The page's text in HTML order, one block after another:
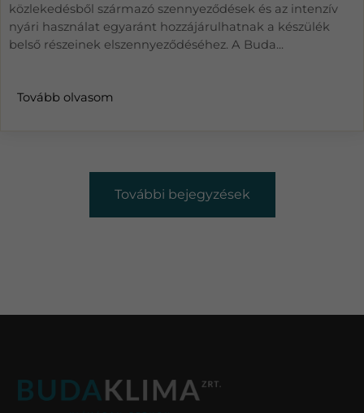
közlekedésből származó szennyeződések és az intenzív
nyári használat egyaránt hozzájárulhatnak a készülék
belső részeinek elszennyeződéséhez. A Buda...
Tovább olvasom
További bejegyzések